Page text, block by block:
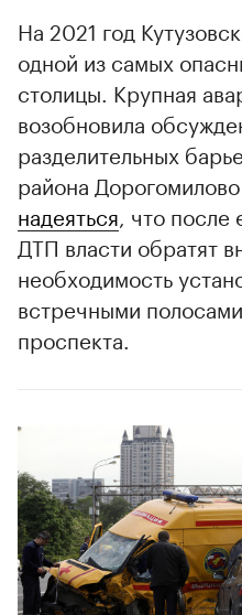
На 2021 год
одной из самых
столицы. Крупная
возобновила
разделительных
района
надеяться , что
ДТП власти обратят
необходимость
встречными
проспекта.